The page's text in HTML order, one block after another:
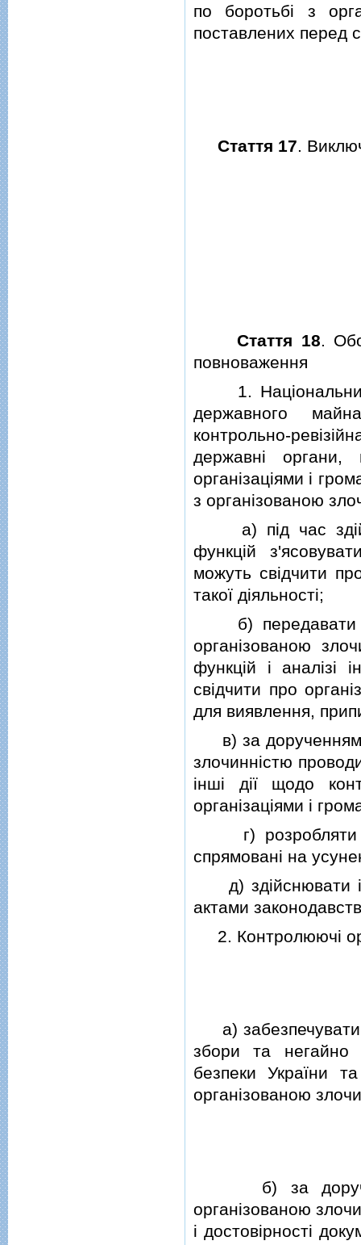
по боротьбi з
поставлених перед
Стаття 17.
Стаття 18 .
повноваження
1. Нацiональний
державного
контрольно-
державнi
органiзацiями i
з органiзованою
а) пiд час
функцiй
можуть свiдчити
такої дiяльностi;
б) передавати
органiзованою
функцiй i аналiзi
свiдчити про
для виявлення,
в) за дорученням
злочиннiстю
iншi дiї щодо
органiзацiями i
г) розробляти
спрямованi на
д) здiйснювати
актами
2. Контролюючi
а) забезпечувати
збори та негайно
безпеки України
органiзованою
б) за
органiзованою
i достовiрностi